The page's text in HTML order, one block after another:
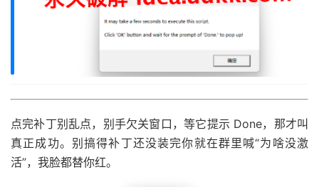
点完补丁别乱点，别手欠关窗口，等它提示 Done，那才叫
真正成功。别搞得补丁还没装完你就在群里喊“为啥没激
活”，我脸都替你红。